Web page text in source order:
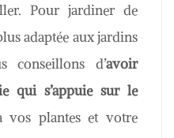
Pour jardiner de
adaptée aux jardins
conseillons d’avoir
qui s’appuie sur le
plantes et votre